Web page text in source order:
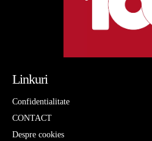
Linkuri
Confidentialitate
CONTACT
Despre cookies